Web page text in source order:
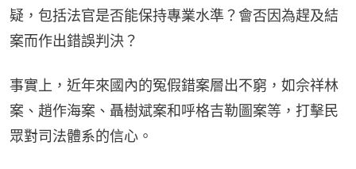
疑，包括法官是否能保持專業水準？會否因為趕及結
案而作出錯誤判決？
事實上，近年來國內的冤假錯案層出不窮，如佘祥林
案、趙作海案、聶樹斌案和呼格吉勒圖案等，打擊民
眾對司法體系的信心。